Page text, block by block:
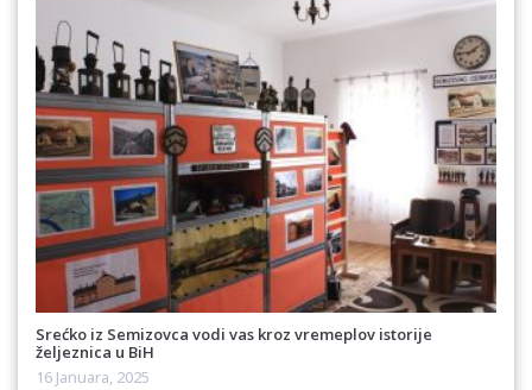
Srećko iz Semizovca vodi vas kroz vremeplov istorije
željeznica u BiH
16 Januara, 2025